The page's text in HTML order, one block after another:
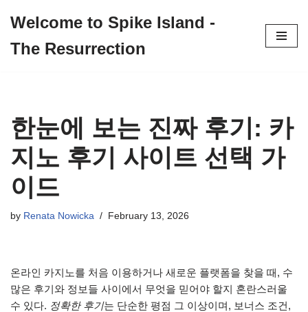
to
Welcome to Spike Island -
The Resurrection
한눈에 보는 진짜 후기: 카
지노 후기 사이트 선택 가
이드
by Renata Nowicka February 13, 2026
온라인 카지노를 처음 이용하거나 새로운 플랫폼을 찾을 때, 수
많은 후기와 정보들 사이에서 무엇을 믿어야 할지 혼란스러울
수 있다. 정확한 후기는 단순한 평점 그 이상이며, 보너스 조건,